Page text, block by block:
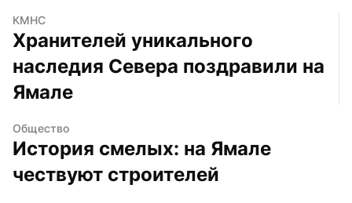
КМНС
Хранителей уникального
наследия Севера поздравили на
Ямале
Общество
История смелых: на Ямале
чествуют строителей